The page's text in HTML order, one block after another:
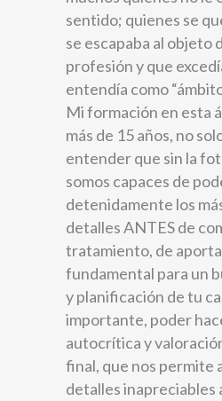
sentido; quienes se
se escapaba al objeto
profesión y que
entendía como
Mi formación en esta
más de 15 años, no
entender que sin la
somos capaces de
detenidamente los
detalles ANTES de
tratamiento, de
fundamental para un
y planificación de tu
importante, poder
autocrítica y
final, que nos permite
detalles inapreciables